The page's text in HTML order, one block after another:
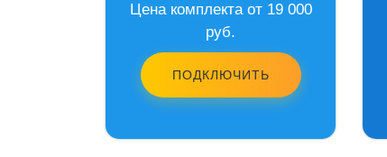
Цена комплекта от 19 000
руб.
ПОДКЛЮЧИТЬ